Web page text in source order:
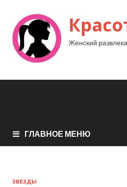
Женский
ГЛАВНОЕ МЕНЮ
ЗВЕЗДЫ